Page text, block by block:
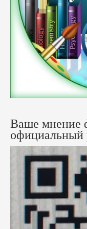
Ваше мнение
официальный